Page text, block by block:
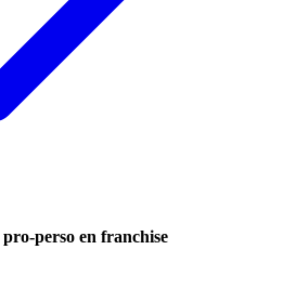
perso en franchise